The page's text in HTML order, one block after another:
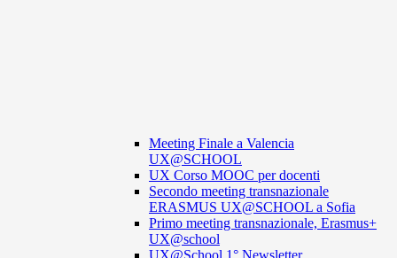
Meeting Finale a Valencia
UX@SCHOOL
UX Corso MOOC per docenti
Secondo meeting transnazionale
ERASMUS UX@SCHOOL a Sofia
Primo meeting transnazionale, Erasmus+
UX@school